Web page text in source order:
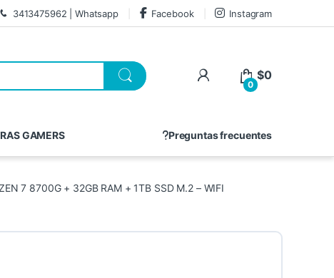
3413475962 | Whatsapp Facebook Instagram
0
$0
Preguntas frecuentes
GAMERS
7 8700G + 32GB RAM + 1TB SSD M.2 – WIFI